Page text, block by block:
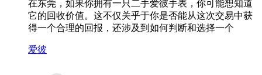
在东莞，如果你拥有一只二手爱彼手表，你可能想知道
它的回收价值。这不仅关乎于你是否能从这次交易中获
得一个合理的回报，还涉及到如何判断和选择一个
爱彼